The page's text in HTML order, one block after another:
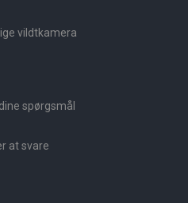
vildtkamera
spørgsmål
at svare